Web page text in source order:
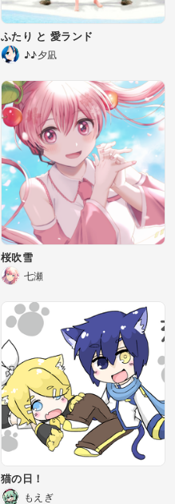
ふたり と 愛ランド
♪♪夕凪
桜吹雪
七瀬
猫の日！
もえぎ